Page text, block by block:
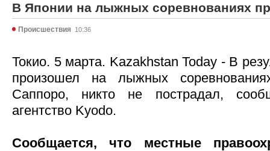
В Японии на лыжных соревнованиях
Происшествия 10:36
Токио. 5 марта. Kazakhstan Today - В
произошел на лыжных
Саппоро, никто не пострадал,
агентство Kyodo.
Сообщается, что местные